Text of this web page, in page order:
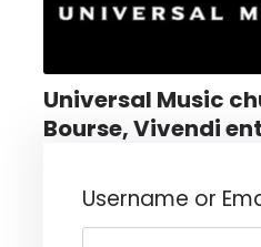
Universal Music
Bourse, Vivendi
Username or